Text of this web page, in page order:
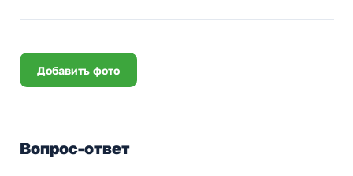
Добавить фото
Вопрос-ответ